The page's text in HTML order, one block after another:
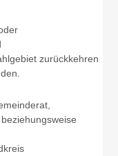
zurückkehren